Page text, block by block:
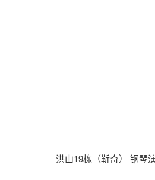
洪山19栋（靳奇） 钢琴